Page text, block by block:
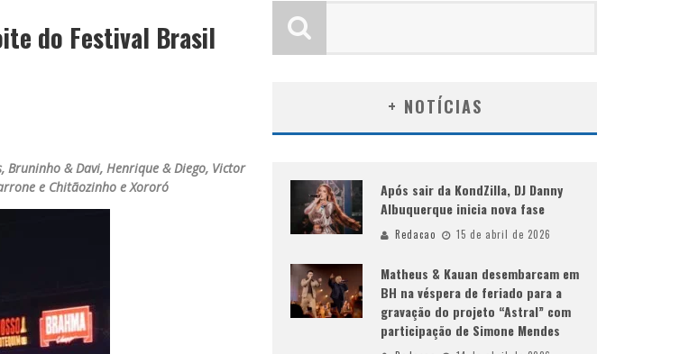
do Festival Brasil
Bruninho & Davi, Henrique & Diego, Victor
e Chitãozinho e Xororó
+ NOTÍCIAS
Após sair da KondZilla, DJ Danny
Albuquerque inicia nova fase
Redacao 15 de abril de 2026
Matheus & Kauan desembarcam em
BH na véspera de feriado para a
gravação do projeto “Astral” com
participação de Simone Mendes